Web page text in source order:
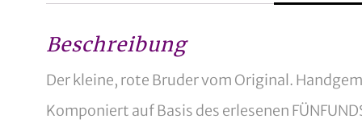
Beschreibung
Der kleine, rote Bruder vom Original.
Komponiert auf Basis des erlesenen